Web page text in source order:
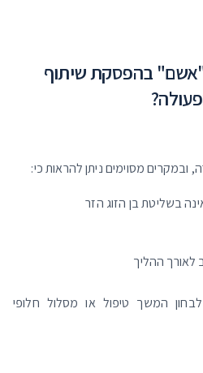
"אשם" בהפסקת שיתוף
מסוימים ניתן להראות כי:
בשליטת בן הזוג הזר
לאורך ההליך
המשך טיפול או מסלול חלופי